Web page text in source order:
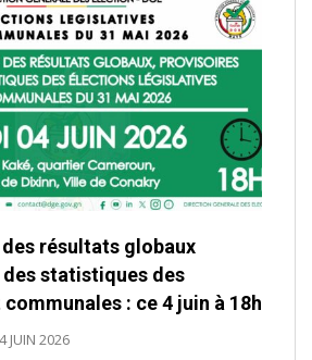
résultats globaux
statistiques des
: ce 4 juin à 18h
4 JUIN 2026